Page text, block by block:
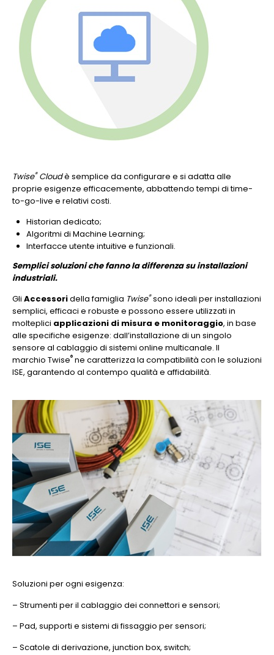
Twise®Cloudè semplice da configurare e si adatta alle
proprie esigenze efficacemente, abbattendo tempi di time-
to-go-live e relativi costi.
Historian dedicato;
Algoritmi di Machine Learning;
Interfacce utente intuitive e funzionali.
Semplici soluzioni che fanno la differenza su installazioni
industriali.
Gli Accessoridella famiglia Twise® sono ideali per installazioni
semplici, efficaci e robuste e possono essere utilizzati in
molteplici applicazioni di misura e monitoraggio, in base
alle specifiche esigenze: dall’installazione di un singolo
sensore al cablaggio di sistemi online multicanale. Il
marchio Twise® ne caratterizza la compatibilità con le soluzioni
ISE, garantendo al contempo qualità e affidabilità.
Soluzioni per ogni esigenza:
– Strumenti per il cablaggio dei connettori e sensori;
– Pad, supporti e sistemi di fissaggio per sensori;
– Scatole di derivazione, junction box, switch;